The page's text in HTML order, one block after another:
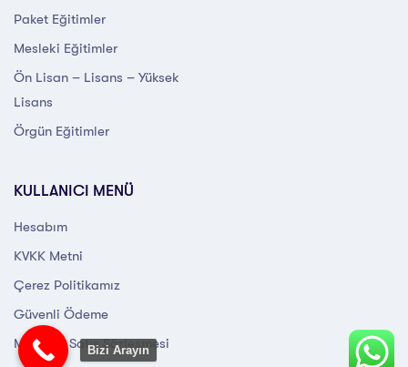
Paket Eğitimler
Mesleki Eğitimler
Ön Lisan – Lisans – Yüksek
Lisans
Örgün Eğitimler
KULLANICI MENÜ
Hesabım
KVKK Metni
Çerez Politikamız
Güvenli Ödeme
Mesafeli Satış Sözleşmesi
Bizi Arayın